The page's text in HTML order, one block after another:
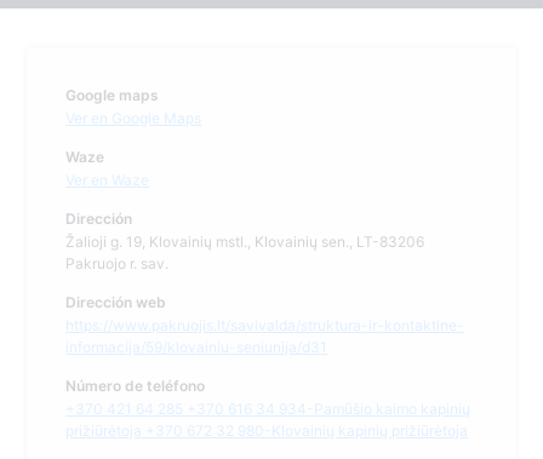
Google maps
Ver en Google Maps
Waze
Ver en Waze
Dirección
Žalioji g. 19, Klovainių mstl., Klovainių sen., LT-83206
Pakruojo r. sav.
Dirección web
https://www.pakruojis.lt/savivalda/struktura-ir-kontaktine-
informacija/59/klovainiu-seniunija/d31
Número de teléfono
+370 421 64 285 +370 616 34 934-Pamūšio kaimo kapinių
prižiūrėtoja +370 672 32 980-Klovainių kapinių prižiūrėtoja